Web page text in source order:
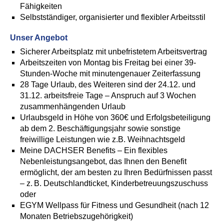
Fähigkeiten
Selbstständiger, organisierter und flexibler Arbeitsstil
Unser Angebot
Sicherer Arbeitsplatz mit unbefristetem Arbeitsvertrag
Arbeitszeiten von Montag bis Freitag bei einer 39-
Stunden-Woche mit minutengenauer Zeiterfassung
28 Tage Urlaub, des Weiteren sind der 24.12. und
31.12. arbeitsfreie Tage – Anspruch auf 3 Wochen
zusammenhängenden Urlaub
Urlaubsgeld in Höhe von 360€ und Erfolgsbeteiligung
ab dem 2. Beschäftigungsjahr sowie sonstige
freiwillige Leistungen wie z.B. Weihnachtsgeld
Meine DACHSER Benefits – Ein flexibles
Nebenleistungsangebot, das Ihnen den Benefit
ermöglicht, der am besten zu Ihren Bedürfnissen passt
– z. B. Deutschlandticket, Kinderbetreuungszuschuss
oder
EGYM Wellpass für Fitness und Gesundheit (nach 12
Monaten Betriebszugehörigkeit)